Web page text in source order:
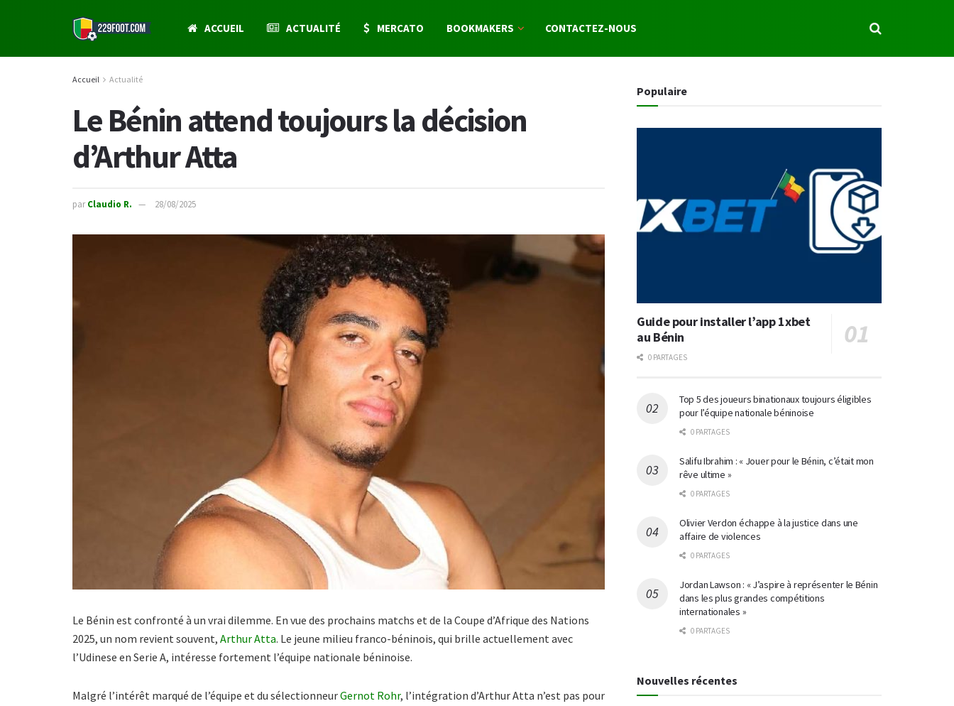
ACCUEIL ACTUALITÉ MERCATO BOOKMAKERS CONTACTEZ-NOUS
Accueil Actualité
Le Bénin attend toujours la décision
d’Arthur Atta
par Claudio R. 28/08/2025
Le Bénin est confronté à un vrai dilemme. En vue des prochains matchs et de la Coupe d’Afrique des Nations
2025, un nom revient souvent, Arthur Atta. Le jeune milieu franco-béninois, qui brille actuellement avec
l’Udinese en Serie A, intéresse fortement l’équipe nationale béninoise.
Malgré l’intérêt marqué de l’équipe et du sélectionneurGernot Rohr, l’intégration d’Arthur Atta n’est pas pour
Populaire
Guide pour installer l’app 1xbet
au Bénin
0 PARTAGES
Top 5 des joueurs binationaux toujours éligibles
pour l’équipe nationale béninoise
0 PARTAGES
Salifu Ibrahim : « Jouer pour le Bénin, c’était mon
rêve ultime »
0 PARTAGES
Olivier Verdon échappe à la justice dans une
affaire de violences
0 PARTAGES
Jordan Lawson : « J’aspire à représenter le Bénin
dans les plus grandes compétitions
internationales »
0 PARTAGES
Nouvelles récentes